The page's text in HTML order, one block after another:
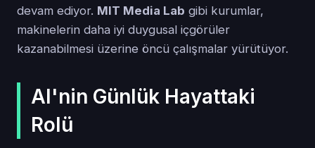
devam ediyor. MIT Media Lab gibi kurumlar,
makinelerin daha iyi duygusal içgörüler
kazanabilmesi üzerine öncü çalışmalar yürütüyor.
AI'nin Günlük Hayattaki
Rolü